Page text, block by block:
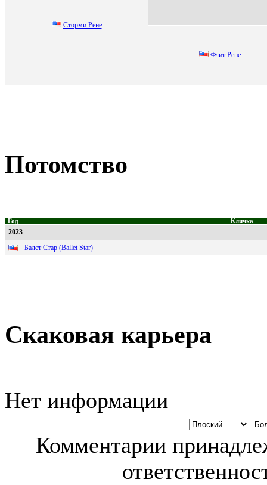
Cтоpми Peнe
Флит Рeнe
Потомство
Год Кличка
2023
Балет Стар (Ballet Star)
Скаковая карьера
Нет информации
Комментарии